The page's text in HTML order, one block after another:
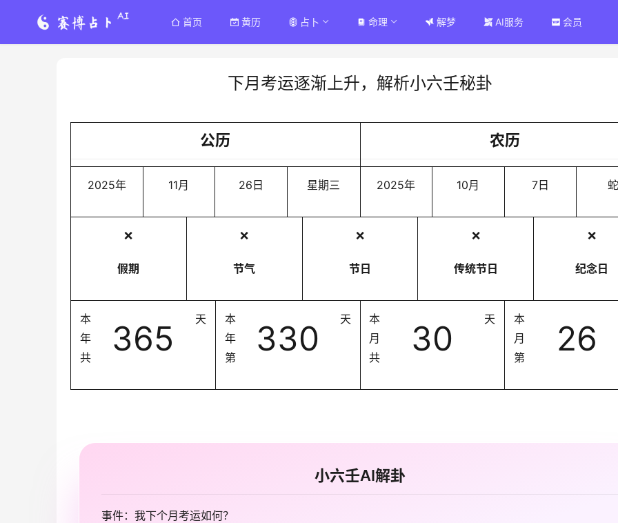
首页 黄历 占卜 命理 解梦 AI服务 会员
下月考运逐渐上升，解析小六壬秘卦
公历
2025年 11月 26日 星期三
农历
2025年 10月 7日 蛇
❌
假期
❌
节气
❌
节日
❌
传统节日
❌
纪念日
本
年
共
365 天
本
年
第
330 天
本
月
共
30 天
本
月
第
26
小六壬AI解卦
事件：我下个月考运如何？